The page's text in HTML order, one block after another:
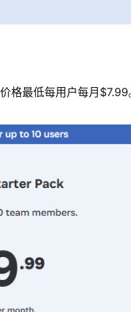
格最低每用户每月$7.99